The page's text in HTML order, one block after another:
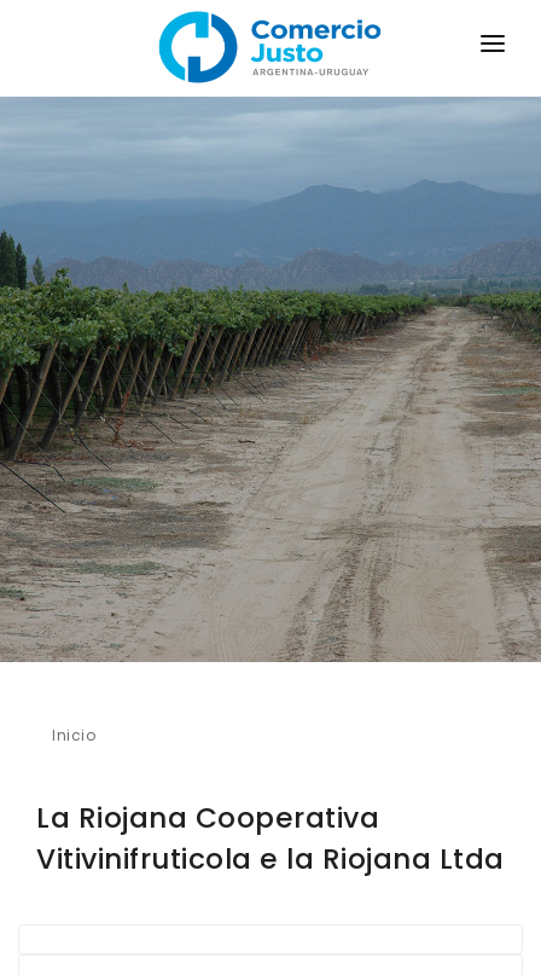
INICIO
¿QUÉ ES EL COMERCIO JUSTO?
PROYECTOS DE DESARROLLO Y ACTIVIDADES
ORGANIZACIONES
PRODUCTOS
NOVEDADES
Inicio
La Riojana Cooperativa
Vitivinifruticola e la Riojana Ltda